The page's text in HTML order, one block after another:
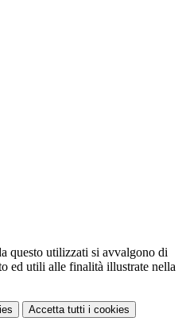
questo utilizzati si avvalgono di
ed utili alle finalità illustrate nella
Accetta tutti i cookies